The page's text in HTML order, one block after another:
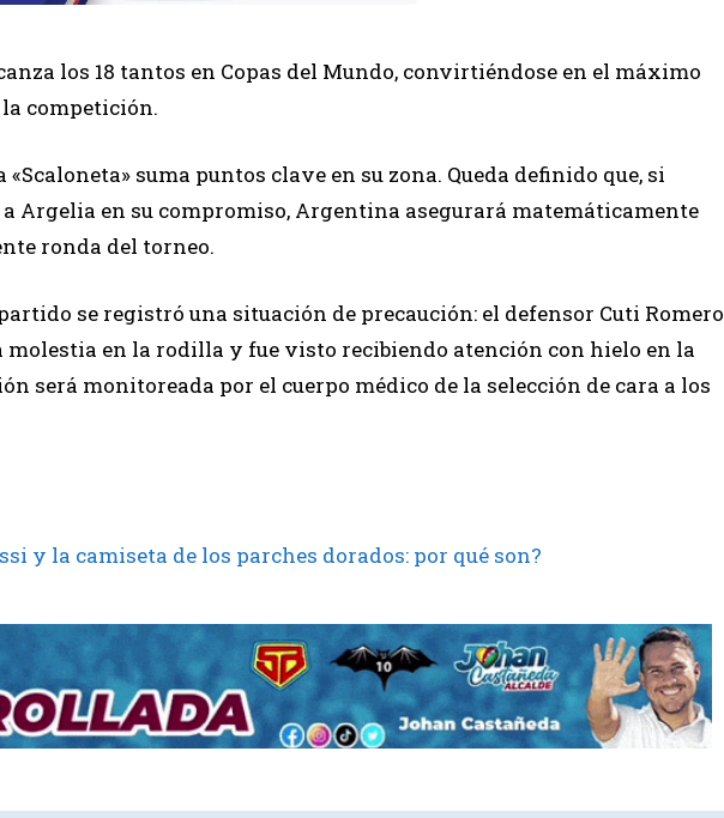
los 18 tantos en Copas del Mundo, convirtiéndose en el máximo
competición.
«Scaloneta» suma puntos clave en su zona. Queda definido que, si
Argelia en su compromiso, Argentina asegurará matemáticamente
ronda del torneo.
se registró una situación de precaución: el defensor Cuti Romero
molestia en la rodilla y fue visto recibiendo atención con hielo en la
será monitoreada por el cuerpo médico de la selección de cara a los
y la camiseta de los parches dorados: por qué son?